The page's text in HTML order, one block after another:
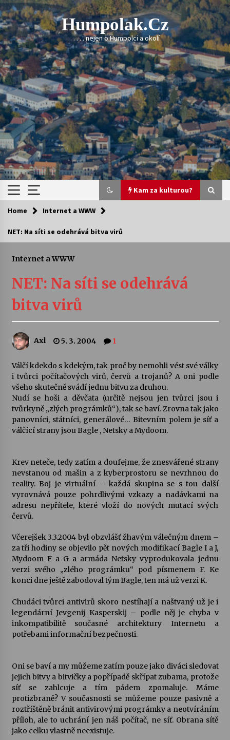
Skip
to
content
Humpolak.cz
. . . . . nejen o Humpolci a okolí
Kam za kulturou?
Kam za kulturou?
Sukuba Ensemble
kapkou
Veselí muzikanti
Pozvánka na integrační festival Quijotova
šedesátka: 28. 7.–1. 8. 2026
28. 7. 2026
Letní koncerty ve Stromovce: Kolchoz a
Votavžatský ploty
23. 7. 2026
22. 7. 2026
Vysočinka
17. 7. 2026
Ozvěny prázdnin
14. 7. 2026
Za kulturou kousek za Humpolec. V Želivě ožije
odkaz Josefa Čapka
13. 7. 2026
Varhanní recitál Michala Novenka v Klášteře
Želiv
3. 7. 2026
Home Internet a WWW
NET: Na síti se odehrává bitva virů
Internet a WWW
NET: Na síti se odehrává
bitva virů
Axl 5. 3. 2004 1
Válčí kdekdo s kdekým, tak proč by nemohli vést své války
i tvůrci počítačových virů, červů a trojanů? A oni podle
všeho skutečně svádí jednu bitvu za druhou.
Nudí se hoši a děvčata (určitě nejsou jen tvůrci jsou i
tvůrkyně „zlých prográmků“), tak se baví. Zrovna tak jako
panovníci, státníci, generálové… Bitevním polem je síť a
válčící strany jsou Bagle , Netsky a Mydoom.
Krev neteče, tedy zatím a doufejme, že znesvářené strany
nevstanou od mašin a z kyberprostoru se nevrhnou do
reality. Boj je virtuální – každá skupina se s tou další
vyrovnává pouze pohrdlivými vzkazy a nadávkami na
adresu nepřítele, které vloží do nových mutací svých
červů.
Včerejšek 3.3.2004 byl obzvlášť žhavým válečným dnem –
za tři hodiny se objevilo pět nových modifikací Bagle I a J,
Mydoom F a G a armáda Netsky vyprodukovala jednu
verzi svého „zlého prográmku“ pod písmenem F. Ke
konci dne ještě zabodoval tým Bagle, ten má už verzi K.
Chudáci tvůrci antivirů skoro nestíhají a naštvaný už je i
legendární Jevgenij Kasperskij – podle něj je chyba v
inkompatibilitě současné architektury Internetu a
potřebami informační bezpečnosti.
Oni se baví a my můžeme zatím pouze jako diváci sledovat
jejich bitvy a bitvičky a popřípadě skřípat zubama, protože
síť se zahlcuje a tím pádem zpomaluje. Máme
protizbraně? V současnosti se můžeme pouze pasivně a
roztříštěně bránit antivirovými prográmky a neotvíráním
příloh, ale to uchrání jen náš počítač, ne síť. Obrana sítě
jako celku vlastně neexistuje.